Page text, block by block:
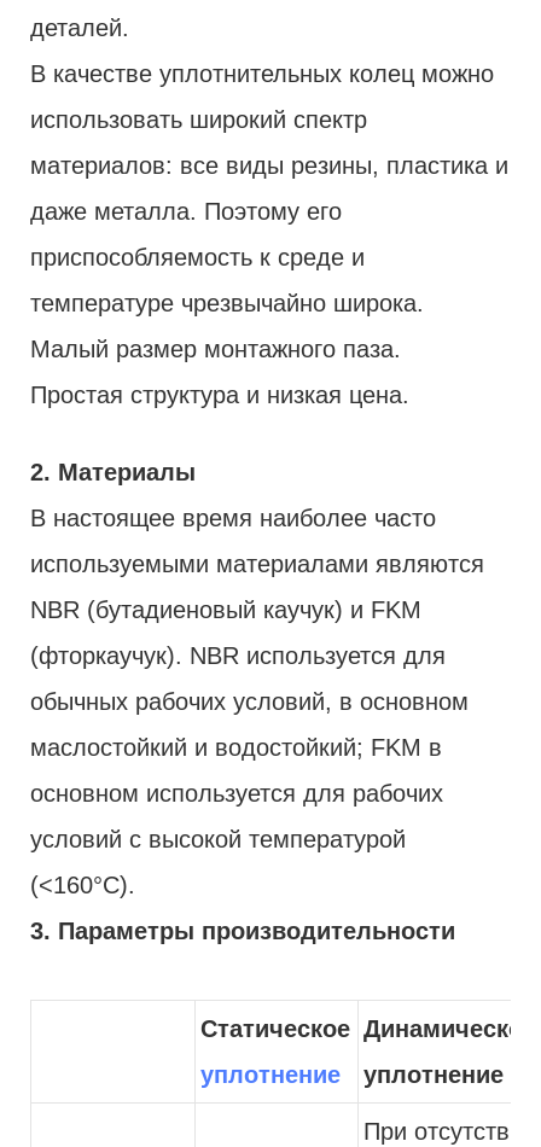
деталей.
В качестве уплотнительных колец можно
использовать широкий спектр
материалов: все виды резины, пластика и
даже металла. Поэтому его
приспособляемость к среде и
температуре чрезвычайно широка.
Малый размер монтажного паза.
Простая структура и низкая цена.
2. Материалы
В настоящее время наиболее часто
используемыми материалами являются
NBR (бутадиеновый каучук) и FKM
(фторкаучук). NBR используется для
обычных рабочих условий, в основном
маслостойкий и водостойкий; FKM в
основном используется для рабочих
условий с высокой температурой
(<160°C).
3. Параметры производительности
Статическое
уплотнение
Динамическое
уплотнение
При отсутствии